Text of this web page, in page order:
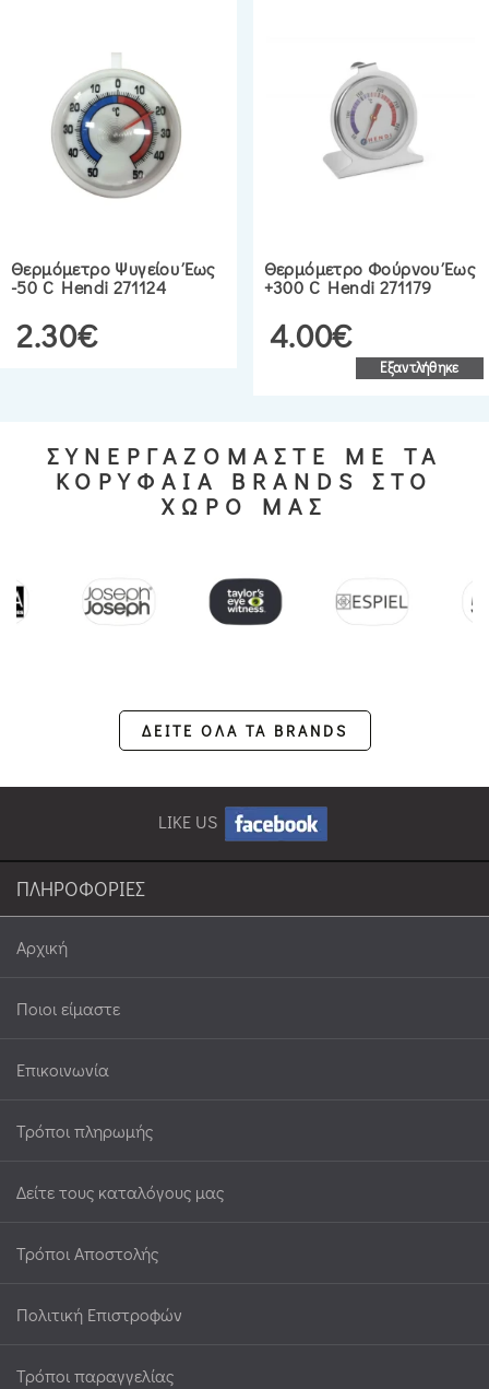
Θερμόμετρο Ψυγείου Έως
-50 C Hendi 271124
2.30€
Θερμόμετρο Φούρνου Έως
+300 C Hendi 271179
4.00€
Εξαντλήθηκε
ΣΥΝΕΡΓΑΖΟΜΑΣΤΕ ΜΕ ΤΑ
ΚΟΡΥΦΑΙΑ BRANDS ΣΤΟ
ΧΩΡΟ ΜΑΣ
ΔΕΙΤΕ ΟΛΑ ΤΑ BRANDS
LIKE US
ΠΛΗΡΟΦΟΡΙΕΣ
Αρχική
Ποιοι είμαστε
Επικοινωνία
Τρόποι πληρωμής
Δείτε τους καταλόγους μας
Τρόποι Αποστολής
Πολιτική Επιστροφών
Τρόποι παραγγελίας